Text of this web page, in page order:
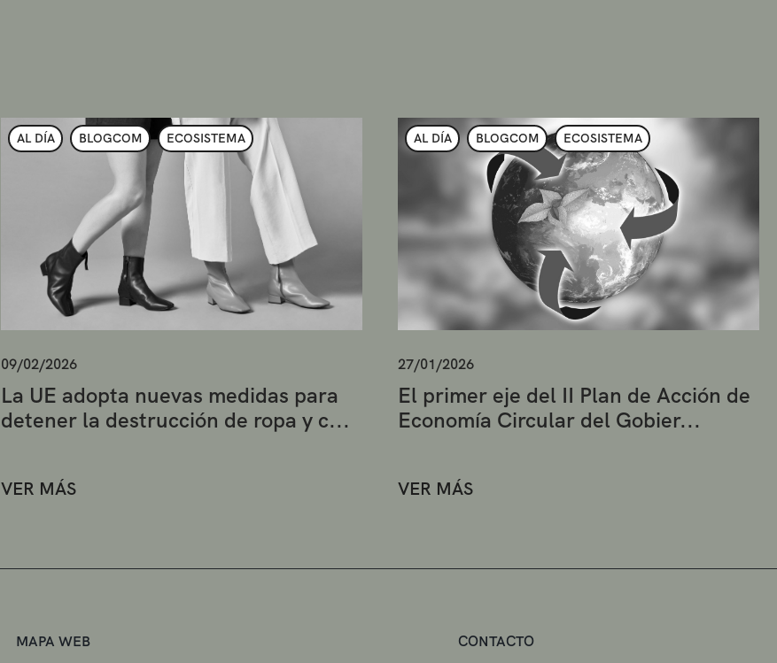
AL DÍA BLOGCOM ECOSISTEMA
09/02/2026
La UE adopta nuevas medidas para
detener la destrucción de ropa y c...
VER MÁS
AL DÍA BLOGCOM ECOSISTEMA
27/01/2026
El primer eje del II Plan de Acción de
Economía Circular del Gobier...
VER MÁS
MAPA WEB
CONTACTO